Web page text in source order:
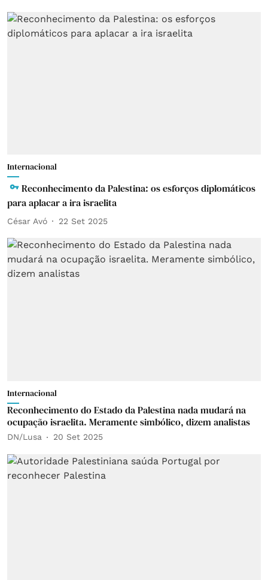
Internacional
Reconhecimento da Palestina: os esforços diplomáticos
para aplacar a ira israelita
César Avó 22 Set 2025
Internacional
Reconhecimento do Estado da Palestina nada mudará na
ocupação israelita. Meramente simbólico, dizem analistas
DN/Lusa 20 Set 2025